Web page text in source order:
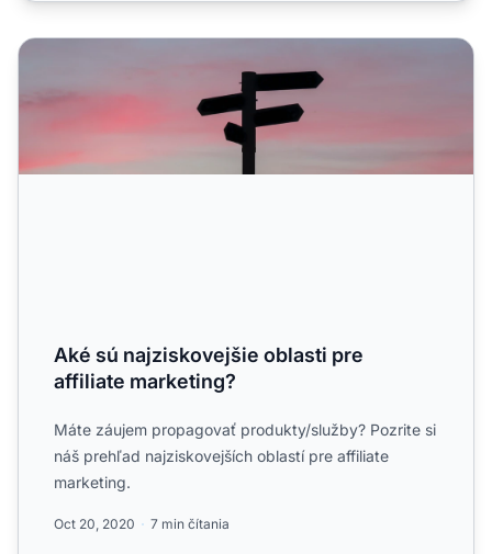
Aké sú najziskovejšie oblasti pre affiliate marketing?
Aké sú najziskovejšie oblasti pre
affiliate marketing?
Máte záujem propagovať produkty/služby? Pozrite si
náš prehľad najziskovejších oblastí pre affiliate
marketing.
Oct 20, 2020 7 min čítania